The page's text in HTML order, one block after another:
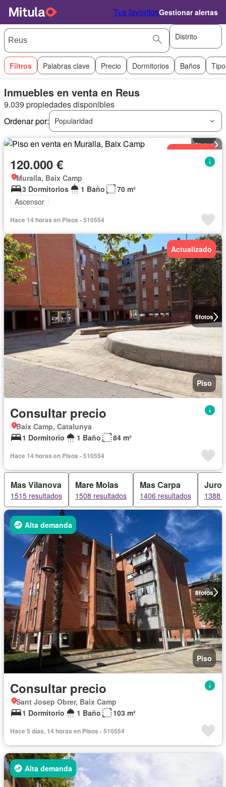
Tus favoritosGestionar alertas
Distrito
Filtros Palabras clave Precio Dormitorios Baños
Inmuebles en venta en Reus
9.039 propiedades disponibles
Ordenar por:
Popularidad
8fotos
Piso
120.000 €
Muralla, Baix Camp
3 Dormitorios
1 Baño
70 m²
Ascensor
Hace 14 horas en Pisos - 510554
6fotos
Actualizado
Piso
Consultar precio
Baix Camp, Catalunya
1 Dormitorio
1 Baño 84 m²
Hace 14 horas en Pisos - 510554
Mas Vilanova
1515 resultados
Mare Molas
1508 resultados
Mas Carpa
1406 resultados 1388
8fotos
Alta demanda
Piso
Consultar precio
Sant Josep Obrer, Baix Camp
1 Dormitorio
1 Baño 103 m²
Hace 5 días, 14 horas en Pisos - 510554
Alta demanda